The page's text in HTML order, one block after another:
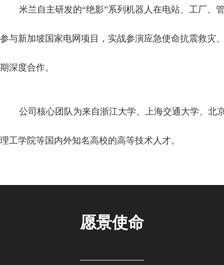
米兰自主研发的“绝影”系列机器人在电站、工厂
参与新加坡国家电网项目，实战参演应急使命抗震救灾
期深度合作。
公司核心团队为来自浙江大学、上海交通大学、北
理工学院等国内外知名高校的高等技术人才。
愿景使命